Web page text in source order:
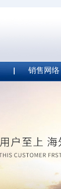
销售网络